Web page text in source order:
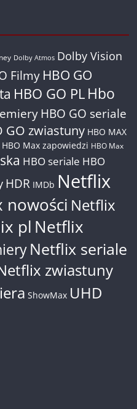
Dolby Atmos Dolby Vision
Filmy HBO GO
HBO GO PL Hbo
HBO GO seriale
GO zwiastuny HBO MAX
HBO Max zapowiedzi HBO Max
HBO seriale HBO
HDR IMDb Netflix
nowości Netflix
pl Netflix
Netflix seriale
zwiastuny
ShowMax UHD